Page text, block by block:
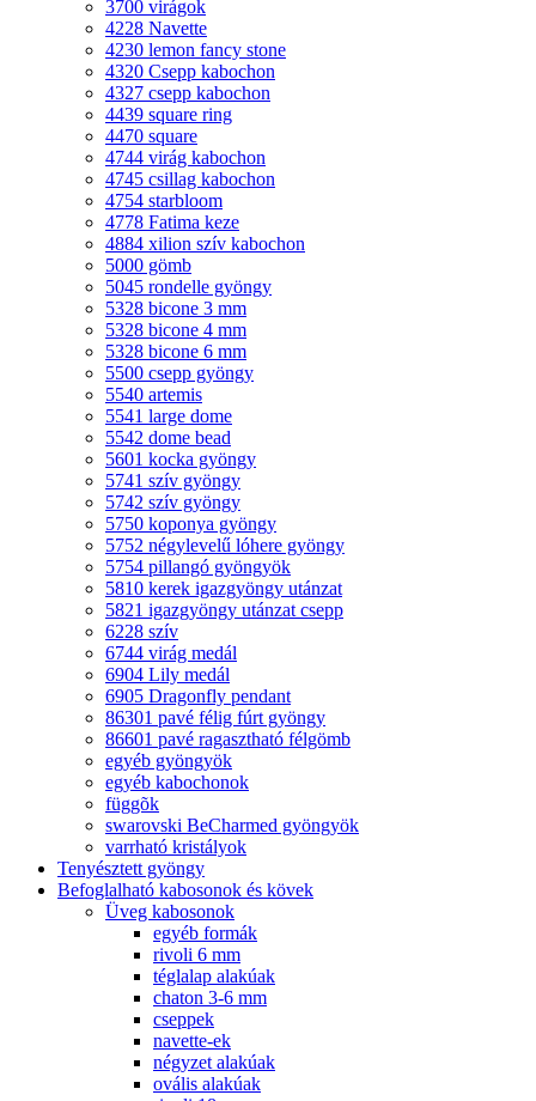
3700 virágok
4228 Navette
4230 lemon fancy stone
4320 Csepp kabochon
4327 csepp kabochon
4439 square ring
4470 square
4744 virág kabochon
4745 csillag kabochon
4754 starbloom
4778 Fatima keze
4884 xilion szív kabochon
5000 gömb
5045 rondelle gyöngy
5328 bicone 3 mm
5328 bicone 4 mm
5328 bicone 6 mm
5500 csepp gyöngy
5540 artemis
5541 large dome
5542 dome bead
5601 kocka gyöngy
5741 szív gyöngy
5742 szív gyöngy
5750 koponya gyöngy
5752 négylevelű lóhere gyöngy
5754 pillangó gyöngyök
5810 kerek igazgyöngy utánzat
5821 igazgyöngy utánzat csepp
6228 szív
6744 virág medál
6904 Lily medál
6905 Dragonfly pendant
86301 pavé félig fúrt gyöngy
86601 pavé ragasztható félgömb
egyéb gyöngyök
egyéb kabochonok
függõk
swarovski BeCharmed gyöngyök
varrható kristályok
Tenyésztett gyöngy
Befoglalható kabosonok és kövek
Üveg kabosonok
egyéb formák
rivoli 6 mm
téglalap alakúak
chaton 3-6 mm
cseppek
navette-ek
négyzet alakúak
ovális alakúak